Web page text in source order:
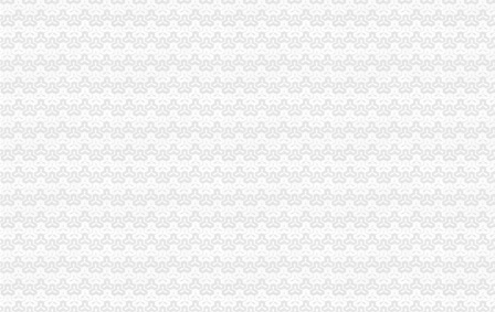
重庆普飞代理记账有限公司
【重庆渝中区代理记账|代理记账公司|会计代理记账】-重庆赶集网
关于永川区副局长张道国、经支队副队长吕正彬等人对永福公
（中天光美地）4幢-1层8号、3号车库负1层车位60号停车用房和渝
可上门签约_重庆公司注册_代办公司_代理工商注册登记_分公司_个体
重庆市渝中区中山一路148号第四层商业用房拍卖公告_新浪重庆今荣_
【重庆其它服务|其它服务】-重庆知了信息网
贷款频道_重庆资讯_腾讯·大渝网
新会计服务新闻-新会计服务动态、热门会计服务新闻-热门会计服
重庆代理记账-重庆工商代办电话价格-重庆营业执照代办-重庆注册公司-
代账公司
专业代账,公司注册-泰州58同城
池州财务公司|池州代账公司|池州会计公司|池州嘉禾财务咨询有限公司